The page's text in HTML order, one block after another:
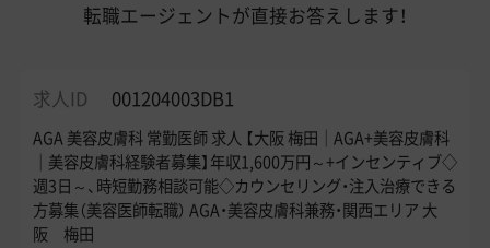
転職エージェントが直接お答えします！
求人ID 001204003DB1
AGA 美容皮膚科 常勤医師 求人 【大阪 梅田｜AGA+美容皮膚科
｜美容皮膚科経験者募集】年収1,600万円～+インセンティブ◇
週3日～、時短勤務相談可能◇カウンセリング・注入治療できる
方募集（美容医師転職） AGA・美容皮膚科兼務・関西エリア 大
阪 梅田